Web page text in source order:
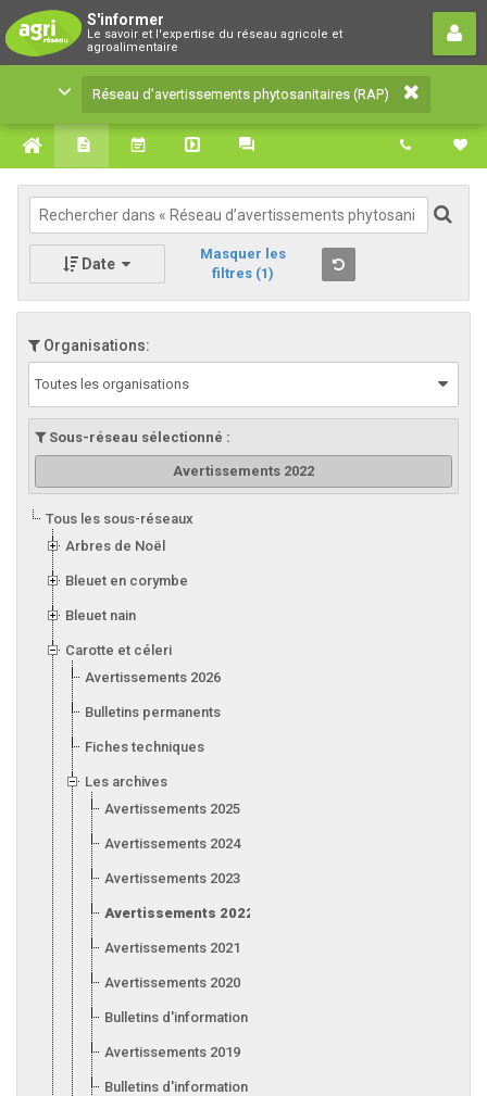
S'informer
Le savoir et l'expertise du réseau agricole et
agroalimentaire
Réseau d’avertissements
phytosanitaires (RAP)
Le savoir et l'expertise du réseau agricole et
agroalimentaire
Réseau d’avertissements phytosanitaires (RAP)
Date
Masquer les
filtres (1)
Organisations:
Toutes les organisations
Sous-réseau sélectionné :
Avertissements 2022
Tous les sous-réseaux
Arbres de Noël
Bleuet en corymbe
Bleuet nain
Carotte et céleri
Avertissements 2026
Bulletins permanents
Fiches techniques
Les archives
Avertissements 2025
Avertissements 2024
Avertissements 2023
Avertissements 2022
Avertissements 2021
Avertissements 2020
Bulletins d'information 2020
Avertissements 2019
Bulletins d'information 2019